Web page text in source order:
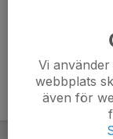
Vi
webbplats
även för